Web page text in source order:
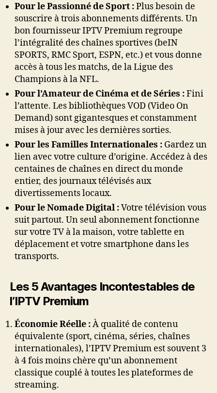
Pour le Passionné de Sport :Plus besoin de
souscrire à trois abonnements différents. Un
bon fournisseur IPTV Premium regroupe
l’intégralité des chaînes sportives (beIN
SPORTS, RMC Sport, ESPN, etc.) et vous donne
accès à tous les matchs, de la Ligue des
Champions à la NFL.
Pour l’Amateur de Cinéma et de Séries :Fini
l’attente. Les bibliothèques VOD (Video On
Demand) sont gigantesques et constamment
mises à jour avec les dernières sorties.
Pour les Familles Internationales : Gardez un
lien avec votre culture d’origine. Accédez à des
centaines de chaînes en direct du monde
entier, des journaux télévisés aux
divertissements locaux.
Pour le Nomade Digital :Votre télévision vous
suit partout. Un seul abonnement fonctionne
sur votre TV à la maison, votre tablette en
déplacement et votre smartphone dans les
transports.
Les 5 Avantages Incontestables de
l’IPTV Premium
Économie Réelle :À qualité de contenu
équivalente (sport, cinéma, séries, chaînes
internationales), l’IPTV Premium est souvent 3
à 4 fois moins chère qu’un abonnement
classique couplé à toutes les plateformes de
streaming.